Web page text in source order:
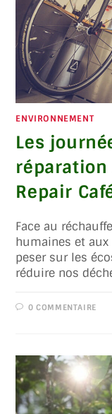
ENVIRONNEMENT
Les
Repair
Face au
humaines et
peser sur les
réduire nos
0 COMMENTAIRE